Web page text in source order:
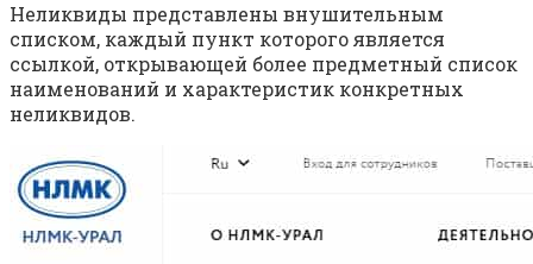
Неликвиды представлены внушительным
списком, каждый пункт которого является
ссылкой, открывающей более предметный список
наименований и характеристик конкретных
неликвидов.